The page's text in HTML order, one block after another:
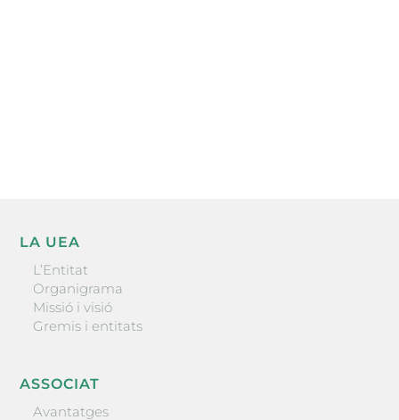
LA UEA
L’Entitat
Organigrama
Missió i visió
Gremis i entitats
ASSOCIAT
Avantatges